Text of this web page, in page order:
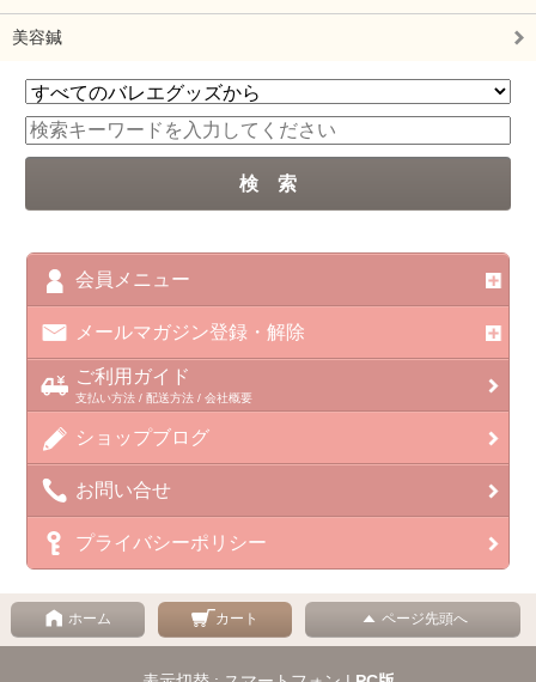
美容鍼
会員メニュー
メールマガジン登録・解除
ご利用ガイド
支払い方法 / 配送方法 / 会社概要
ショップブログ
お問い合せ
プライバシーポリシー
ホーム カート ページ先頭へ